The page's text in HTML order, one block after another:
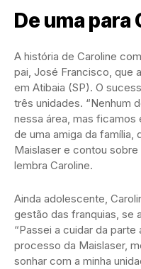
De uma para
A história de Caroline
pai, José Francisco, que
em Atibaia (SP). O
três unidades. “Nenhum
nessa área, mas
de uma amiga da família,
Maislaser e contou
lembra Caroline.
Ainda adolescente,
gestão das franquias, se
“Passei a cuidar da
processo da Maislaser,
sonhar com a minha